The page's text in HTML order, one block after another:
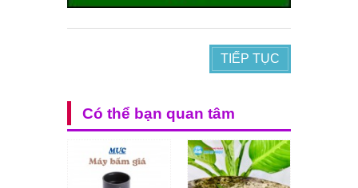
TIẾP TỤC
Có thể bạn quan tâm